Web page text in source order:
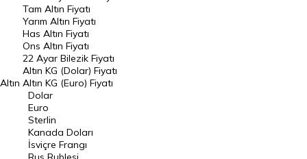
DÖVİZ
Döviz Kuru
Dolar Kuru
Euro Kuru
Pound Kuru
Frank Kuru
Riyal Kuru
Altın
Tam Altın Fiyatı
Yarım Altın Fiyatı
Has Altın Fiyatı
Ons Altın Fiyatı
22 Ayar Bilezik Fiyatı
Altın KG (Dolar) Fiyatı
Altın KG (Euro) Fiyatı
Dolar
Euro
Sterlin
Kanada Doları
İsviçre Frangı